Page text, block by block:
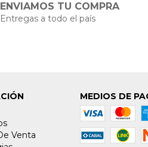
ENVIAMOS TU COMPRA
Entregas a todo el país
Venta
MEDIOS DE